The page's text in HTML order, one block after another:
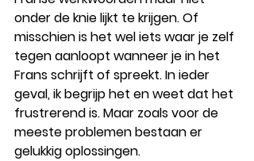
onder de knie lijkt te krijgen. Of
misschien is het wel iets waar je zelf
tegen aanloopt wanneer je in het
Frans schrijft of spreekt. In ieder
geval, ik begrijp het en weet dat het
frustrerend is. Maar zoals voor de
meeste problemen bestaan er
gelukkig oplossingen.